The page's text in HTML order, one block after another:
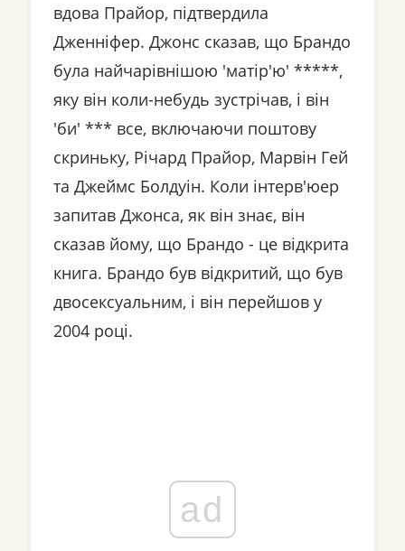
вдова Прайор, підтвердила
Дженніфер. Джонс сказав, що Брандо
була найчарівнішою 'матір'ю' *****,
яку він коли-небудь зустрічав, і він
'би' *** все, включаючи поштову
скриньку, Річард Прайор, Марвін Гей
та Джеймс Болдуін. Коли інтерв'юер
запитав Джонса, як він знає, він
сказав йому, що Брандо - це відкрита
книга. Брандо був відкритий, що був
двосексуальним, і він перейшов у
2004 році.
ad